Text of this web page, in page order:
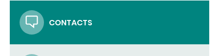
CONTACTS